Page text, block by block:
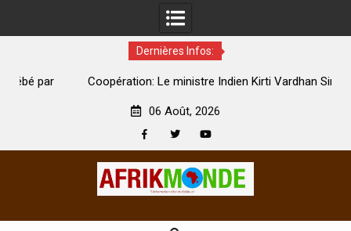
Dernières Infos:
Coopération: Le ministre Indien Kirti Vardhan Singh à
06 Août, 2026